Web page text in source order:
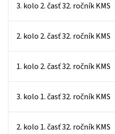
3. kolo 2. časť 32. ročník KMS
2. kolo 2. časť 32. ročník KMS
1. kolo 2. časť 32. ročník KMS
3. kolo 1. časť 32. ročník KMS
2. kolo 1. časť 32. ročník KMS